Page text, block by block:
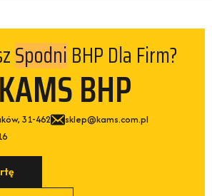
Spodni BHP Dla Firm?
BHP
31-462
sklep@kams.com.pl